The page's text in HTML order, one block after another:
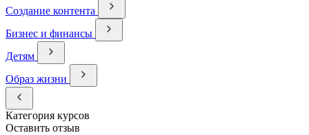
Создание контента
Бизнес и финансы
Детям
Образ жизни
Категория курсов
Оставить отзыв